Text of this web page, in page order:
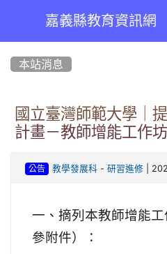
嘉義縣教育資訊網
本站消息
國立臺灣師範大學｜
計畫－教師增能工作坊
公告 教學發展科- 研習進修|
一、摘列本教師增能
參附件）：